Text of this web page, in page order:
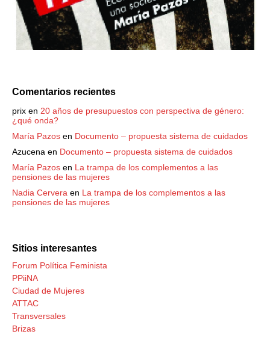
Comentarios recientes
prix en 20 años de presupuestos con perspectiva de género:
¿qué onda?
María Pazos en Documento – propuesta sistema de cuidados
Azucena en Documento – propuesta sistema de cuidados
María Pazos en La trampa de los complementos a las
pensiones de las mujeres
Nadia Cervera en La trampa de los complementos a las
pensiones de las mujeres
Sitios interesantes
Forum Política Feminista
PPiiNA
Ciudad de Mujeres
ATTAC
Transversales
Brizas